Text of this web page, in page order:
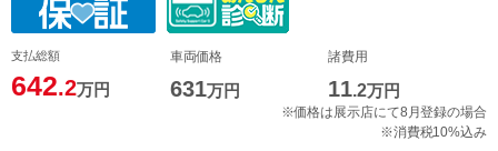
支払総額
642.2万円
車両価格
631万円
諸費用
11.2万円
※価格は展示店にて8月登録の場合
※消費税10%込み